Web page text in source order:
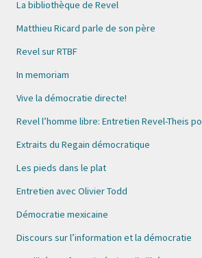
La bibliothèque de Revel
Matthieu Ricard parle de son père
Revel sur RTBF
In memoriam
Vive la démocratie directe!
Revel l’homme libre: Entretien Revel-Theis
Extraits du Regain démocratique
Les pieds dans le plat
Entretien avec Olivier Todd
Démocratie mexicaine
Discours sur l’information et la démocratie